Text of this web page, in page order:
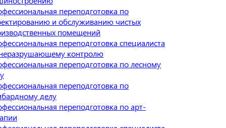
переподготовка по
и обслуживанию чистых
помещений
переподготовка специалиста
контролю
переподготовка по лесному
переподготовка по
делу
переподготовка по арт-